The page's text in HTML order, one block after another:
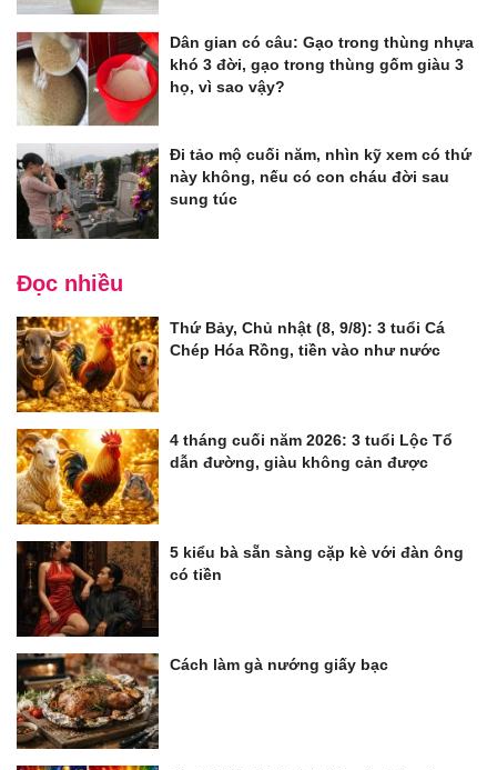
Dân gian có câu: Gạo trong thùng nhựa
khó 3 đời, gạo trong thùng gốm giàu 3
họ, vì sao vậy?
Đi tảo mộ cuối năm, nhìn kỹ xem có thứ
này không, nếu có con cháu đời sau
sung túc
Đọc nhiều
Thứ Bảy, Chủ nhật (8, 9/8): 3 tuổi Cá
Chép Hóa Rồng, tiền vào như nước
4 tháng cuối năm 2026: 3 tuổi Lộc Tổ
dẫn đường, giàu không cản được
5 kiểu bà sẵn sàng cặp kè với đàn ông
có tiền
Cách làm gà nướng giấy bạc